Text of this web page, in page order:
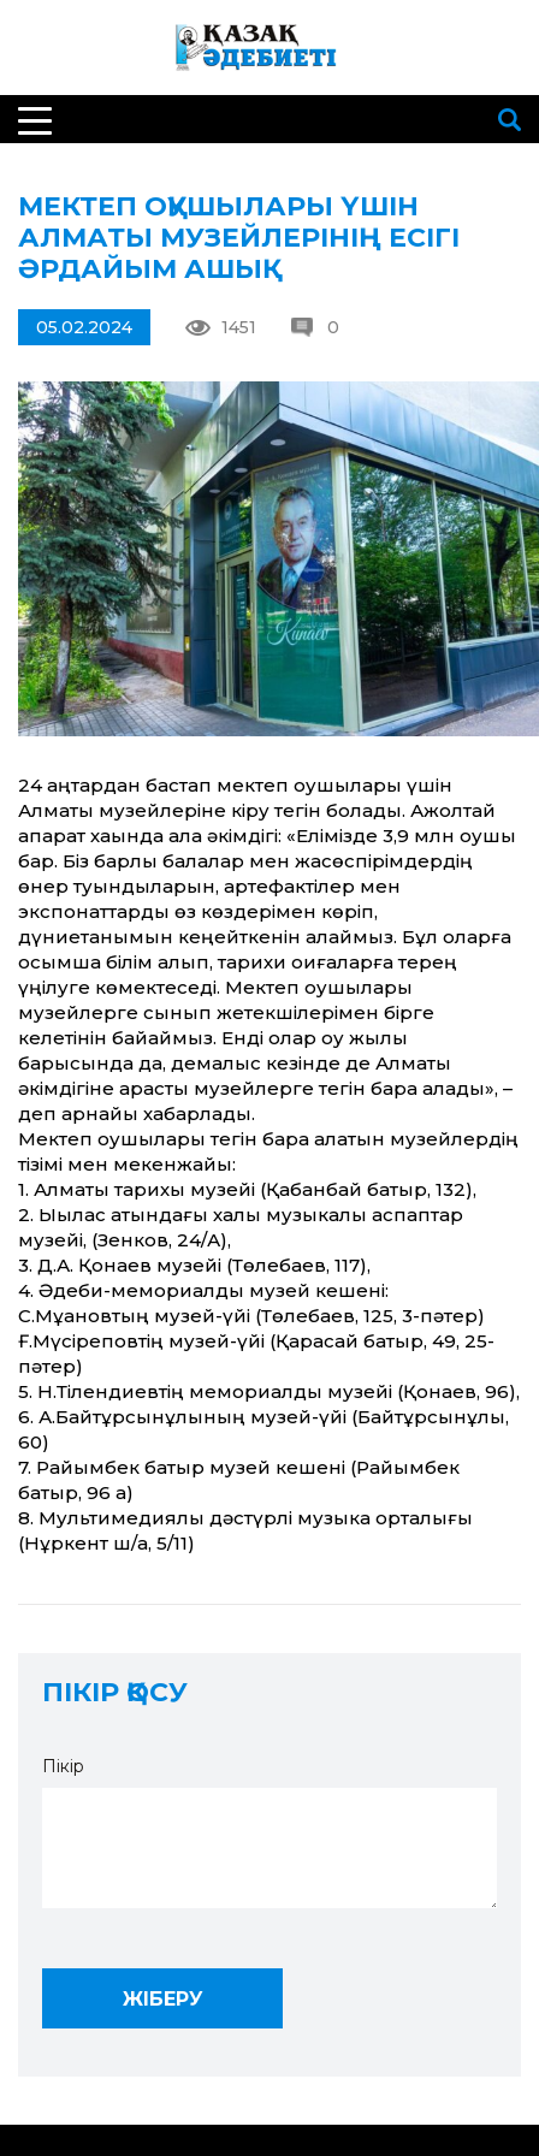
МЕКТЕП ОҚУШЫЛАРЫ ҮШІН
АЛМАТЫ МУЗЕЙЛЕРІНІҢ ЕСІГІ
ӘРДАЙЫМ АШЫҚ
05.02.2024 1451 0
24 қаңтардан бастап мектеп оқушылары үшін
Алматы музейлеріне кіру тегін болады. Ақжолтай
ақпарат хақында қала әкімдігі: «Елімізде 3,9 млн оқушы
бар. Біз барлық балалар мен жасөспірімдердің
өнер туындыларын, артефактілер мен
экспонаттарды өз көздерімен көріп,
дүниетанымын кеңейткенін қалаймыз. Бұл оларға
қосымша білім алып, тарихи оқиғаларға терең
үңілуге көмектеседі. Мектеп оқушылары
музейлерге сынып жетекшілерімен бірге
келетінін байқаймыз. Енді олар оқу жылы
барысында да, демалыс кезінде де Алматы
әкімдігіне қарасты музейлерге тегін бара алады», –
деп арнайы хабарлады.
Мектеп оқушылары тегін бара алатын музейлердің
тізімі мен мекенжайы:
1. Алматы тарихы музейі (Қабанбай батыр, 132),
2. Ықылас атындағы халық музыкалық аспаптар
музейі, (Зенков, 24/А),
3. Д.А. Қонаев музейі ­(Төлебаев, 117),
4. Әдеби-мемориалдық музей кешені:
С.Мұқановтың музей-үйі (Төлебаев, 125, 3-пәтер)
Ғ.Мүсіреповтің музей-үйі (Қарасай батыр, 49, 25-
пәтер)
5. Н.Тілендиевтің мемориалдық музейі (Қонаев, 96),
6. А.Байтұрсынұлының музей-үйі (Байтұрсынұлы,
60)
7. Райымбек батыр музей кешені (Райымбек
батыр, 96 а)
8. Мультимедиялық дәстүрлі музыка орталығы
(Нұркент ш/а, 5/11)
ПІКІР ҚОСУ
Пікір